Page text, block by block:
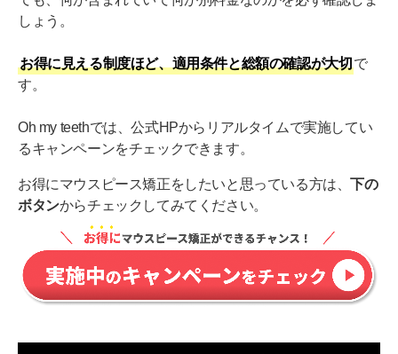
しょう。
お得に見える制度ほど、適用条件と総額の確認が大切で
す。
Oh my teethでは、公式HPからリアルタイムで実施してい
るキャンペーンをチェックできます。
お得にマウスピース矯正をしたいと思っている方は、
下の
ボタンからチェックしてみてください。